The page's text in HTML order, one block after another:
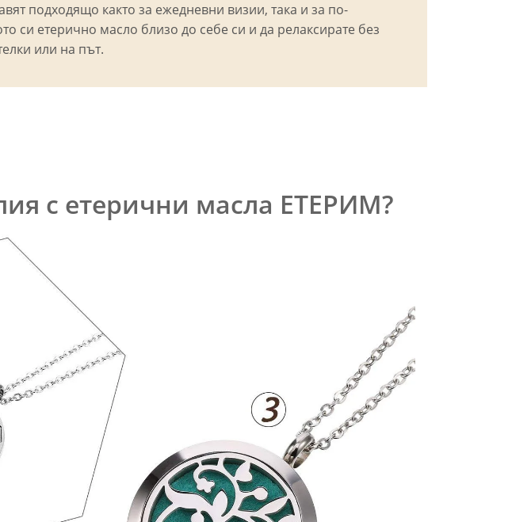
подходящо както за ежедневни визии, така и за по-
етерично масло близо до себе си и да релаксирате без
или на път.
с етерични масла ЕТЕРИМ?